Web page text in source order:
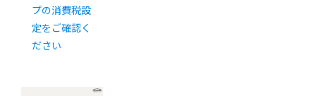
プの消費税設
定をご確認く
ださい